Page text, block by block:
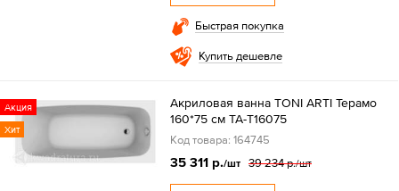
Быстрая покупка
Купить дешевле
Акция
Хит
Акриловая ванна TONI ARTI Терамо
160*75 см TA-T16075
Код товара: 164745
35 311 р./шт 39 234 р./шт